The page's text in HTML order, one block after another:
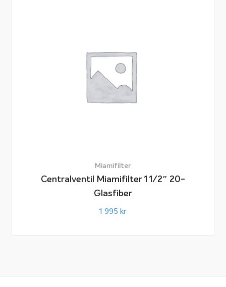
Miamifilter
Centralventil Miamifilter 1 1/2″ 20-
Glasfiber
1 995 kr